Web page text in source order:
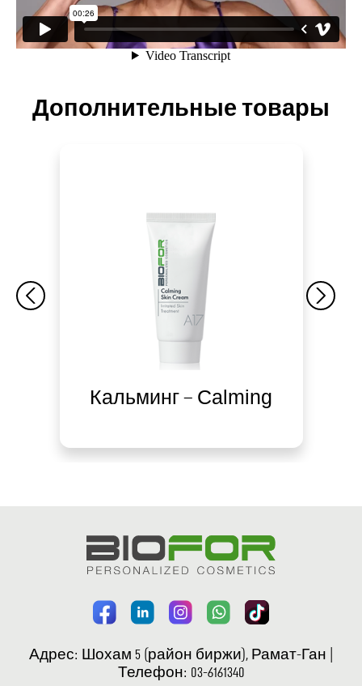
Дополнительные товары
Кальминг – Calming
Адрес: Шохам 5 (район биржи), Рамат-Ган |
Телефон: 03-6161340